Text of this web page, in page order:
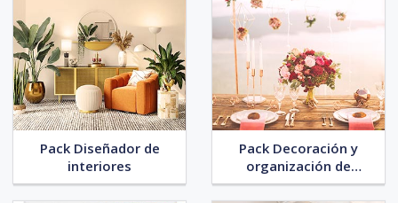
Pack Diseñador de
interiores
Pack Decoración y
organización de
eventos